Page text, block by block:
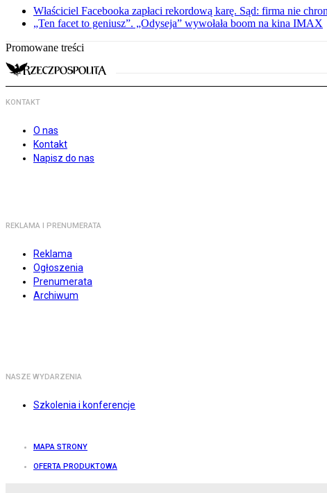
Właściciel Facebooka zapłaci rekordową karę. Sąd: firma nie
„Ten facet to geniusz”. „Odyseja” wywołała boom na kina IMAX
Promowane treści
KONTAKT
O nas
Kontakt
Napisz do nas
REKLAMA I PRENUMERATA
Reklama
Ogłoszenia
Prenumerata
Archiwum
NASZE WYDARZENIA
Szkolenia i konferencje
MAPA STRONY
OFERTA PRODUKTOWA